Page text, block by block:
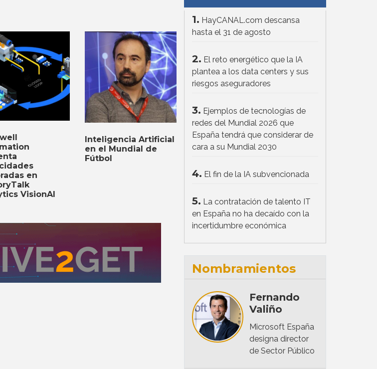
en
VisionAI
Inteligencia Artificial
en el Mundial de
Fútbol
1. HayCANAL.com descansa
hasta el 31 de agosto
2. El reto energético que la IA
plantea a los data centers y sus
riesgos aseguradores
3. Ejemplos de tecnologías de
redes del Mundial 2026 que
España tendrá que considerar de
cara a su Mundial 2030
4. El fin de la IA subvencionada
5. La contratación de talento IT
en España no ha decaído con la
incertidumbre económica
Nombramientos
Fernando
Valiño
Microsoft España
designa director
de Sector Público